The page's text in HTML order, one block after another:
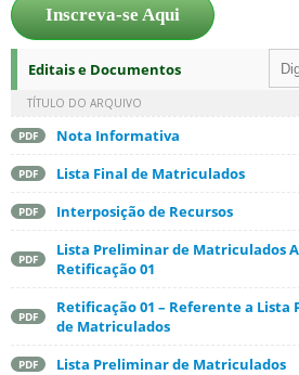
Inscreva-se Aqui
Editais e Documentos
TÍTULO DO ARQUIVO
PDF Nota Informativa
PDF Lista Final de Matriculados
PDF Interposição de Recursos
PDF
Lista Preliminar de Matriculados
Retificação 01
PDF
Retificação 01 – Referente a Lista
de Matriculados
PDF Lista Preliminar de Matriculados